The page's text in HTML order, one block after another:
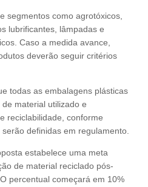
segmentos como agrotóxicos,
lubrificantes, lâmpadas e
Caso a medida avance,
deverão seguir critérios
todas as embalagens plásticas
material utilizado e
reciclabilidade, conforme
definidas em regulamento.
estabelece uma meta
de material reciclado pós-
percentual começará em 10%